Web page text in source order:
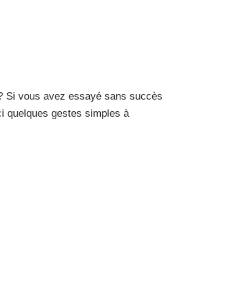
Si vous avez essayé sans succès
quelques gestes simples à